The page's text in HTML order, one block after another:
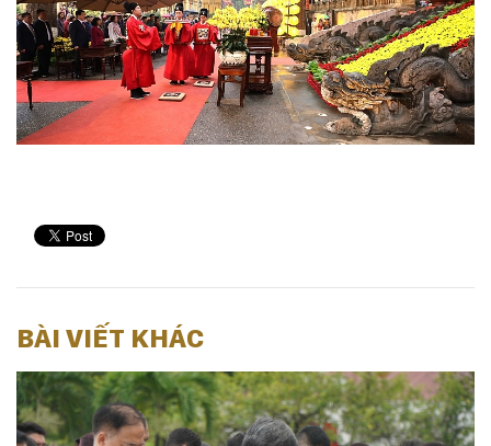
BÀI VIẾT KHÁC